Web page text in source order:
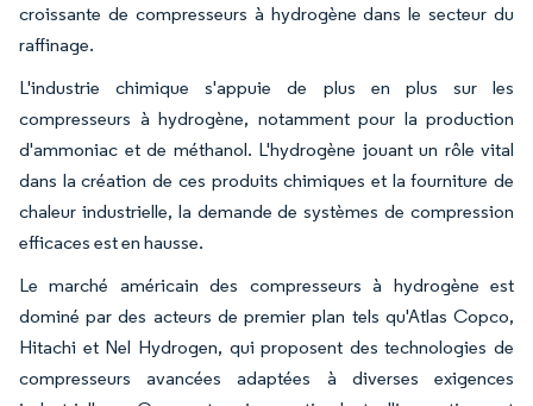
croissante de compresseurs à hydrogène dans le secteur du
raffinage.
L'industrie chimique s'appuie de plus en plus sur les
compresseurs à hydrogène, notamment pour la production
d'ammoniac et de méthanol. L'hydrogène jouant un rôle vital
dans la création de ces produits chimiques et la fourniture de
chaleur industrielle, la demande de systèmes de compression
efficaces est en hausse.
Le marché américain des compresseurs à hydrogène est
dominé par des acteurs de premier plan tels qu'Atlas Copco,
Hitachi et Nel Hydrogen, qui proposent des technologies de
compresseurs avancées adaptées à diverses exigences